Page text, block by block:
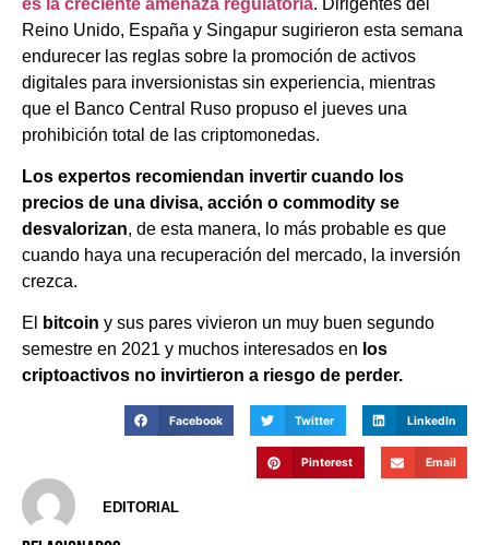
Reino Unido, España y Singapur sugirieron esta semana
endurecer las reglas sobre la promoción de activos
digitales para inversionistas sin experiencia, mientras
que el Banco Central Ruso propuso el jueves una
prohibición total de las criptomonedas.
Los expertos recomiendan invertir cuando los
precios de una divisa, acción o commodity se
desvalorizan, de esta manera, lo más probable es que
cuando haya una recuperación del mercado, la inversión
crezca.
El bitcoin y sus pares vivieron un muy buen segundo
semestre en 2021 y muchos interesados en los
criptoactivos no invirtieron a riesgo de perder.
Facebook Twitter LinkedIn
Pinterest Email
EDITORIAL